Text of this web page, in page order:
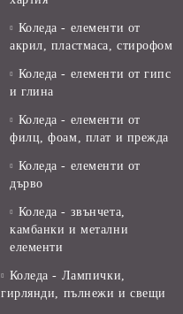
Коледа - елементи от
акрил, пластмаса, стирофом
Коледа - елементи от гипс
и глина
Коледа - елементи от
филц, фоам, плат и прежда
Коледа - елементи от
дърво
Коледа - звънчета,
камбанки и метални
елементи
Коледа - Лампички,
гирлянди, пълнежи и свещи